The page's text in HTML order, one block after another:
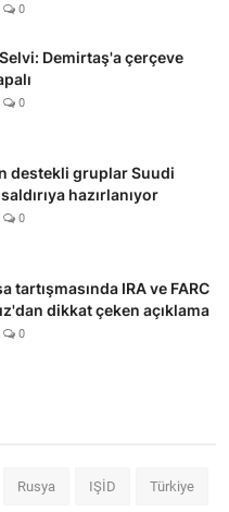
0
Demirtaş'a çerçeve
0
destekli gruplar Suudi
hazırlanıyor
0
tartışmasında IRA ve FARC
dikkat çeken açıklama
0
Rusya IŞİD Türkiye